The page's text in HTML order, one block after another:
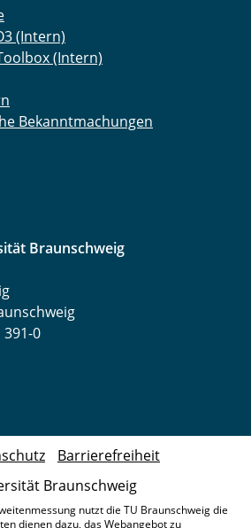
(Intern)
(Intern)
Bekanntmachungen
Braunschweig
391-0
Braunschweig
Barrierefreiheit
nutzt die TU Braunschweig die
dienen dazu, das Webangebot zu